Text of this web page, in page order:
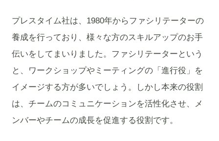
プレスタイム社は、1980年からファシリテーターの
養成を行っており、様々な方のスキルアップのお手
伝いをしてまいりました。ファシリテーターという
と、ワークショップやミーティングの「進行役」を
イメージする方が多いでしょう。しかし本来の役割
は、チームのコミュニケーションを活性化させ、メ
ンバーやチームの成長を促進する役割です。